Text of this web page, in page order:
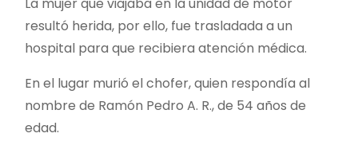
resultó herida, por ello, fue trasladada a un
hospital para que recibiera atención médica.
En el lugar murió el chofer, quien respondía al
nombre de Ramón Pedro A. R., de 54 años de
edad.